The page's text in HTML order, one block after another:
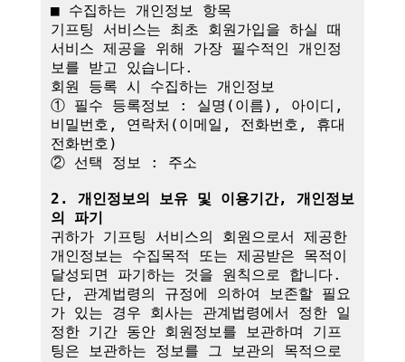
■ 수집하는 개인정보 항목
기프팅 서비스는 최초 회원가입을 하실 때
서비스 제공을 위해 가장 필수적인 개인정
보를 받고 있습니다.
회원 등록 시 수집하는 개인정보
① 필수 등록정보 : 실명(이름), 아이디,
비밀번호, 연락처(이메일, 전화번호, 휴대
전화번호)
② 선택 정보 : 주소
2. 개인정보의 보유 및 이용기간, 개인정보
의 파기
귀하가 기프팅 서비스의 회원으로서 제공한
개인정보는 수집목적 또는 제공받은 목적이
달성되면 파기하는 것을 원칙으로 합니다.
단, 관계법령의 규정에 의하여 보존할 필요
가 있는 경우 회사는 관계법령에서 정한 일
정한 기간 동안 회원정보를 보관하며 기프
팅은 보관하는 정보를 그 보관의 목적으로